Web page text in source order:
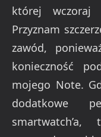
której wczoraj
Przyznam
zawód,
konieczność
mojego Note.
dodatkowe